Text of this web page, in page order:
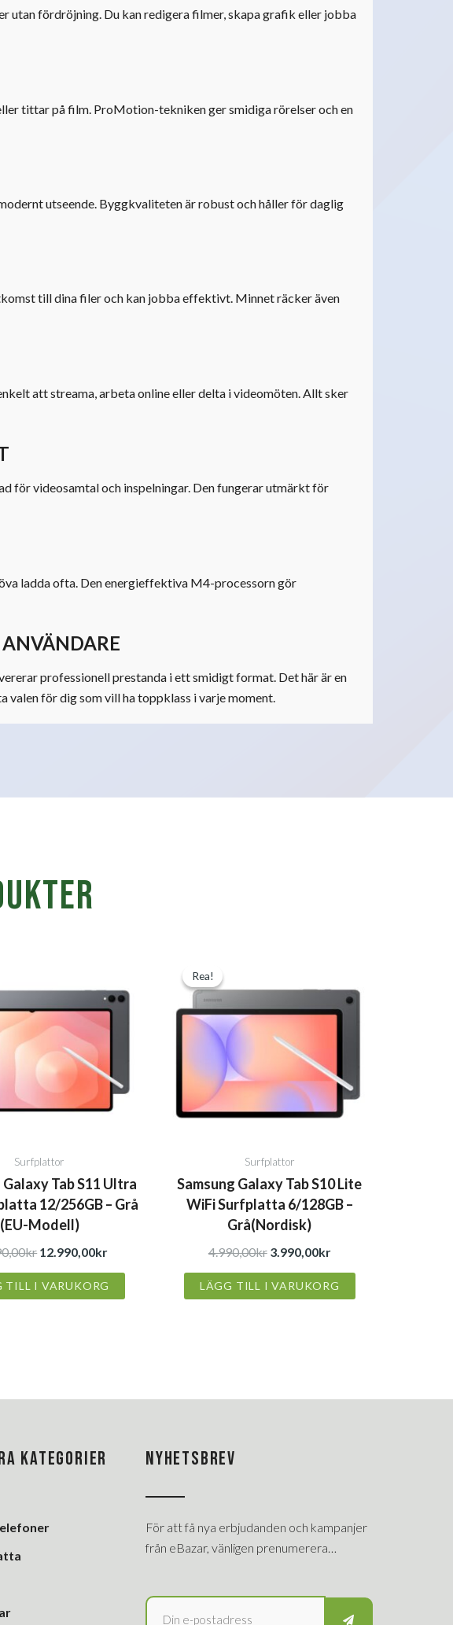
utan fördröjning. Du kan redigera filmer, skapa grafik eller jobba
tittar på film. ProMotion-tekniken ger smidiga rörelser och en
utseende. Byggkvaliteten är robust och håller för daglig
till dina filer och kan jobba effektivt. Minnet räcker även
att streama, arbeta online eller delta i videomöten. Allt sker
för videosamtal och inspelningar. Den fungerar utmärkt för
ladda ofta. Den energieffektiva M4-processorn gör
professionell prestanda i ett smidigt format. Det här är en
valen för dig som vill ha toppklass i varje moment.
Surfplattor
Galaxy Tab S11 Ultra
12/256GB – Grå
(EU-Modell)
kr
16.490,00kr.
12.990,00kr
priset
TILL I VARUKORG
Rea!
Rea!
Surfplattor
Samsung Galaxy Tab S10 Lite
WiFi Surfplatta 6/128GB –
Grå(Nordisk)
4.990,00kr
var:
4.990,00kr.
3.990,00kr
priset
är:
LÄGG TILL I VARUKORG
KATEGORIER NYHETSBREV
För att få nya erbjudanden och kampanjer
från eBazar, vänligen prenumerera…